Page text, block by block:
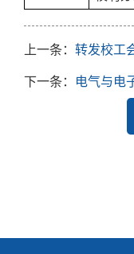
上一条： 转发校工会
下一条： 电气与电子工